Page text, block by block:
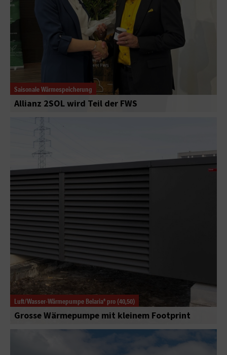
Saisonale Wärmespeicherung
Allianz 2SOL wird Teil der FWS
Luft/Wasser-Wärmepumpe Belaria® pro (40,50)
Grosse Wärmepumpe mit kleinem Footprint